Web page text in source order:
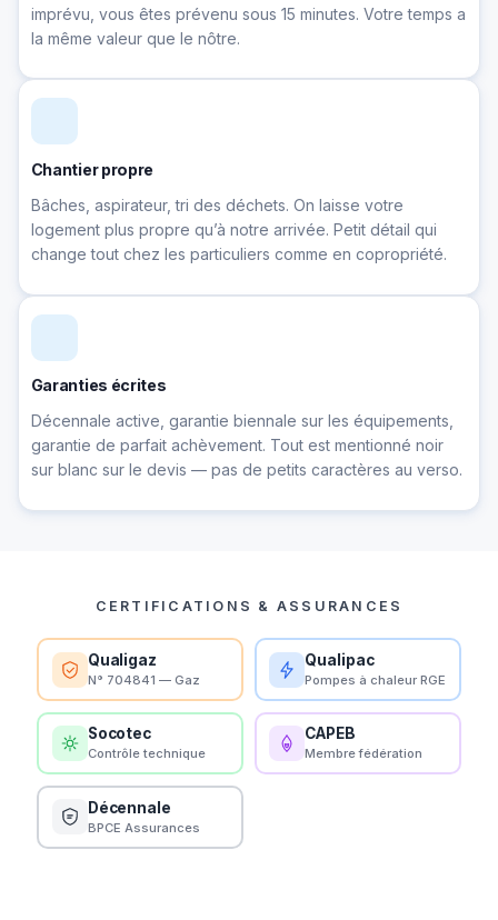
imprévu, vous êtes prévenu sous 15 minutes. Votre temps a
la même valeur que le nôtre.
Chantier propre
Bâches, aspirateur, tri des déchets. On laisse votre
logement plus propre qu’à notre arrivée. Petit détail qui
change tout chez les particuliers comme en copropriété.
Garanties écrites
Décennale active, garantie biennale sur les équipements,
garantie de parfait achèvement. Tout est mentionné noir
sur blanc sur le devis — pas de petits caractères au verso.
CERTIFICATIONS & ASSURANCES
Qualigaz
N° 704841 — Gaz
Qualipac
Pompes à chaleur RGE
Socotec
Contrôle technique
CAPEB
Membre fédération
Décennale
BPCE Assurances